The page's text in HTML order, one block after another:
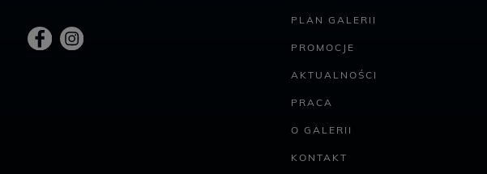
PLAN GALERII
PROMOCJE
AKTUALNOŚCI
PRACA
O GALERII
KONTAKT